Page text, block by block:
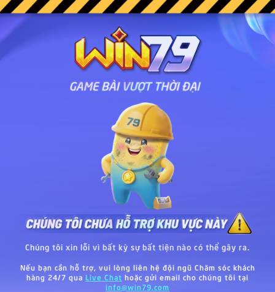
Chúng tôi xin lỗi vì bất kỳ sự bất tiện nào có thể gây ra.
Nếu bạn cần hỗ trợ, vui lòng liên hệ đội ngũ Chăm sóc khách
hàng 24/7 qua Live Chat hoặc gửi email cho chúng tôi tại
info@win79.com